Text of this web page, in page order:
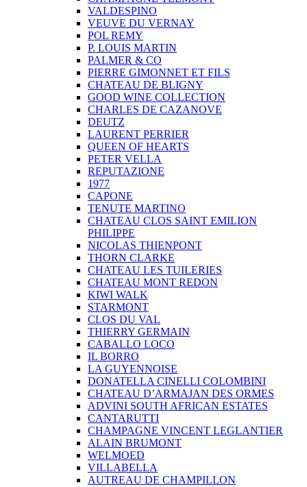
VALDESPINO
VEUVE DU VERNAY
POL REMY
P. LOUIS MARTIN
PALMER & CO
PIERRE GIMONNET ET FILS
CHATEAU DE BLIGNY
GOOD WINE COLLECTION
CHARLES DE CAZANOVE
DEUTZ
LAURENT PERRIER
QUEEN OF HEARTS
PETER VELLA
REPUTAZIONE
1977
CAPONE
TENUTE MARTINO
CHATEAU CLOS SAINT EMILION
PHILIPPE
NICOLAS THIENPONT
THORN CLARKE
CHATEAU LES TUILERIES
CHATEAU MONT REDON
KIWI WALK
STARMONT
CLOS DU VAL
THIERRY GERMAIN
CABALLO LOCO
IL BORRO
LA GUYENNOISE
DONATELLA CINELLI COLOMBINI
CHATEAU D’ARMAJAN DES ORMES
ADVINI SOUTH AFRICAN ESTATES
CANTARUTTI
CHAMPAGNE VINCENT LEGLANTIER
ALAIN BRUMONT
WELMOED
VILLABELLA
AUTREAU DE CHAMPILLON